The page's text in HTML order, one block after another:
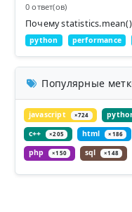
0 ответ(ов)
Почему
python performance
Популярные
javascript ×724
c++ ×205 html ×186
php ×150 sql ×148